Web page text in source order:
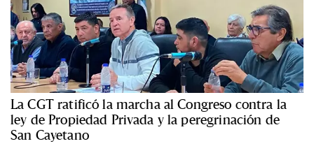
La CGT ratificó la marcha al Congreso contra la
ley de Propiedad Privada y la peregrinación de
San Cayetano